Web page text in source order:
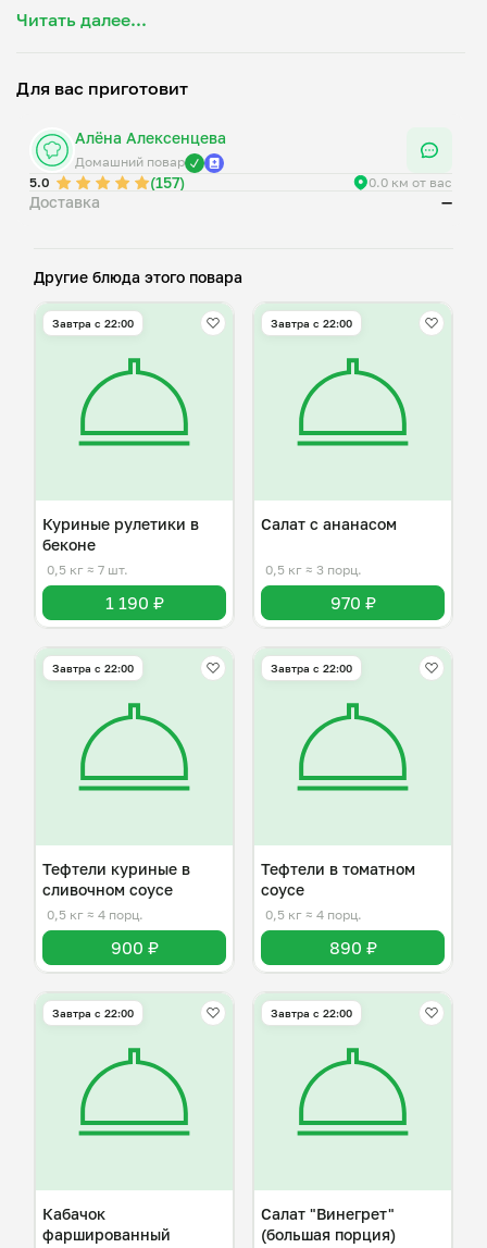
Читать далее...
Для вас приготовит
Алёна Алексенцева
Домашний повар
5.0
(157) 0.0 км от вас
Доставка —
Другие блюда этого повара
Завтра c 22:00
Куриные рулетики в
беконе
0,5 кг ≈ 7 шт.
1 190 ₽
Завтра c 22:00
Салат с ананасом
0,5 кг ≈ 3 порц.
970 ₽
Завтра c 22:00
Тефтели куриные в
сливочном соусе
0,5 кг ≈ 4 порц.
900 ₽
Завтра c 22:00
Тефтели в томатном
соусе
0,5 кг ≈ 4 порц.
890 ₽
Завтра c 22:00
Кабачок
фаршированный
Завтра c 22:00
Салат "Винегрет"
(большая порция)